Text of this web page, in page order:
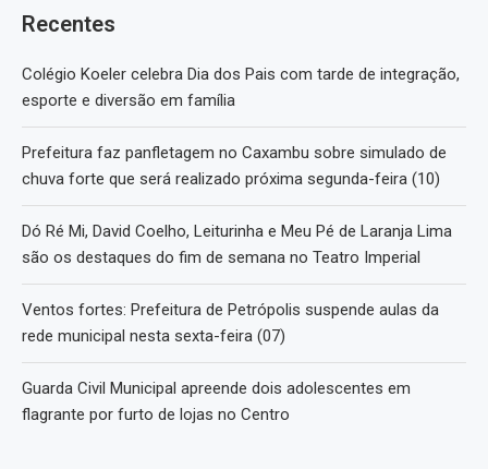
Recentes
Colégio Koeler celebra Dia dos Pais com tarde de integração,
esporte e diversão em família
Prefeitura faz panfletagem no Caxambu sobre simulado de
chuva forte que será realizado próxima segunda-feira (10)
Dó Ré Mi, David Coelho, Leiturinha e Meu Pé de Laranja Lima
são os destaques do fim de semana no Teatro Imperial
Ventos fortes: Prefeitura de Petrópolis suspende aulas da
rede municipal nesta sexta-feira (07)
Guarda Civil Municipal apreende dois adolescentes em
flagrante por furto de lojas no Centro